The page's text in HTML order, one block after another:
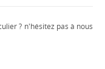
? n'hésitez pas à nous